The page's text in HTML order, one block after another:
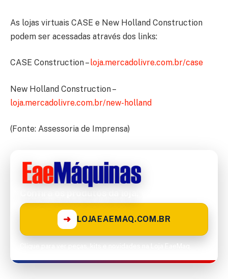
As lojas virtuais CASE e New Holland Construction
podem ser acessadas através dos links:
CASE Construction –loja.mercadolivre.com.br/case
New Holland Construction –
loja.mercadolivre.com.br/new-holland
(Fonte: Assessoria de Imprensa)
➜ LOJAEAEMAQ.COM.BR